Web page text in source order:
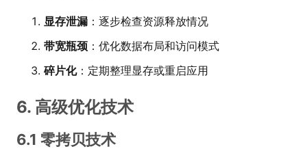
显存泄漏 ：逐步检查资源释放情况
带宽瓶颈 ：优化数据布局和访问模式
碎片化：定期整理显存或重启应用
6. 高级优化技术
6.1 零拷贝技术